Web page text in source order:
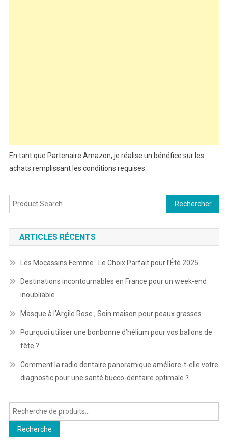
En tant que Partenaire Amazon, je réalise un bénéfice sur les
achats remplissant les conditions requises.
Rechercher :
ARTICLES RÉCENTS
Les Mocassins Femme : Le Choix Parfait pour l’Été 2025
Destinations incontournables en France pour un week-end
inoubliable
Masque à l’Argile Rose ; Soin maison pour peaux grasses
Pourquoi utiliser une bonbonne d’hélium pour vos ballons de
fête ?
Comment la radio dentaire panoramique améliore-t-elle votre
diagnostic pour une santé bucco-dentaire optimale ?
Recherche
pour :
Recherche